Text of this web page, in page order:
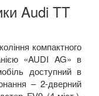
Audi TT
компактного
«AUDI AG» в
доступний в
– 2-дверний